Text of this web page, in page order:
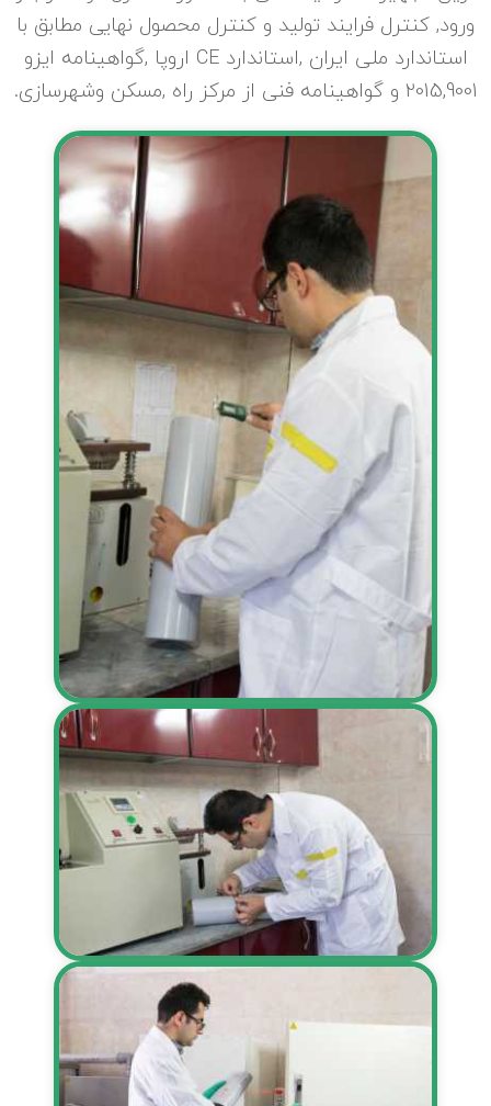
ورود, کنترل فرایند تولید و کنترل محصول نهایی مطابق با
استاندارد ملی ایران ,استاندارد CE اروپا ,گواهینامه ایزو
2015,9001 و گواهینامه فنی از مرکز راه ,مسکن وشهرسازی.